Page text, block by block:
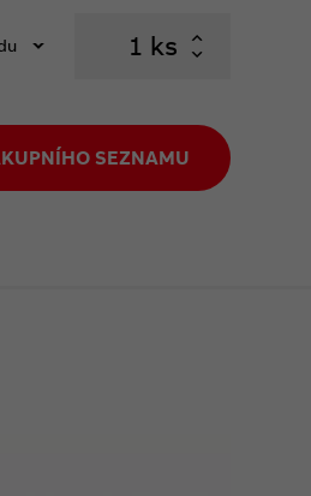
ks
SEZNAMU